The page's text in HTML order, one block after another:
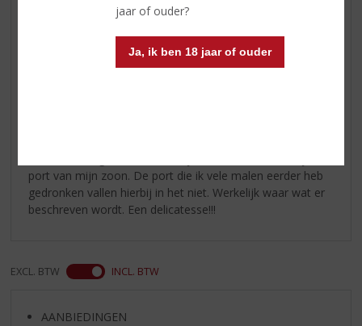
jaar of ouder?
Ja, ik ben 18 jaar of ouder
Schrijf een review
port van mijn zoon. De port die ik vele malen eerder heb
gedronken vallen hierbij in het niet. Werkelijk waar wat er
beschreven wordt. Een delicatesse!!!
EXCL. BTW INCL. BTW
AANBIEDINGEN